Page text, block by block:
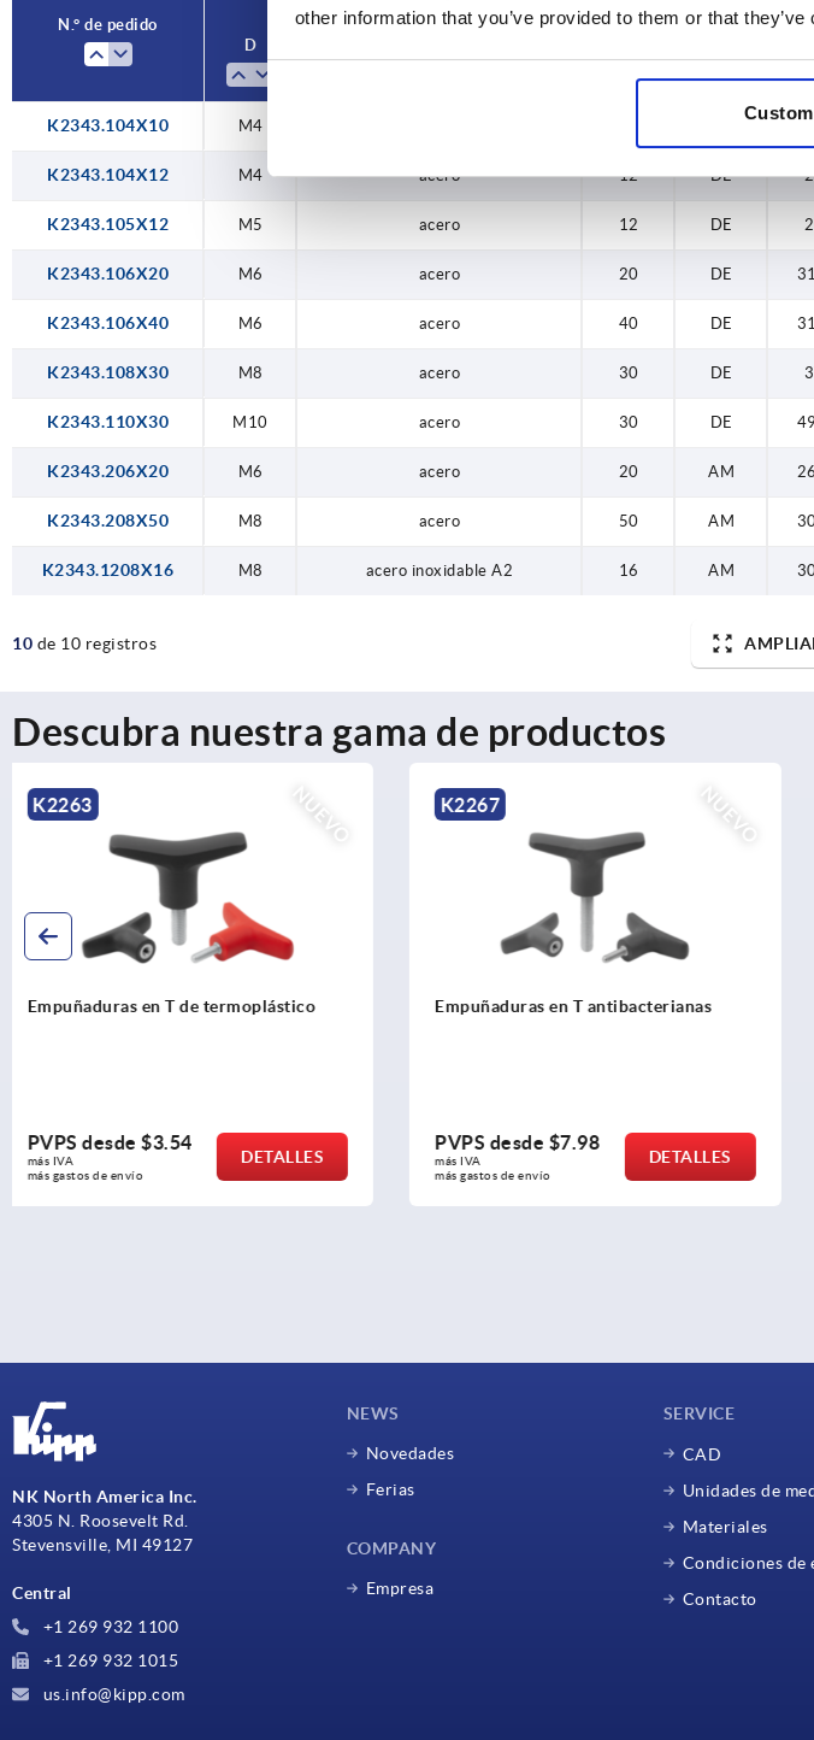
other information that you’ve provided to them or that
30
40
N.° de pedido
D
K2343.104X10 M4
K2343.104X12 M4 acero 12 DE
K2343.105X12 M5 acero 12 DE
K2343.106X20 M6 acero 20 DE
K2343.106X40 M6 acero 40 DE
K2343.108X30 M8 acero 30 DE
K2343.110X30 M10 acero 30 DE
K2343.206X20 M6 acero 20 AM
K2343.208X50 M8 acero 50 AM
K2343.1208X16 M8 acero inoxidable A2 16 AM
10 de 10 registros
Descubra nuestra gama de productos
NUEVO
K2267
Empuñaduras en T antibacterianas
PVPS desde$7.98
más IVA
más gastos de envío
DETALLES
NUEVO
K2265
Empuñaduras en T detectables
PVPS desde$12.00
más IVA
más gastos de envío
DETALLES
NK North America Inc.
4305 N. Roosevelt Rd.
Stevensville, MI 49127
Central
+1 269 932 1100
+1 269 932 1015
us.info@kipp.com
NEWS
Novedades
Ferias
COMPANY
Empresa
SERVICE
CAD
Unidades de
Materiales
Condiciones de
Contacto